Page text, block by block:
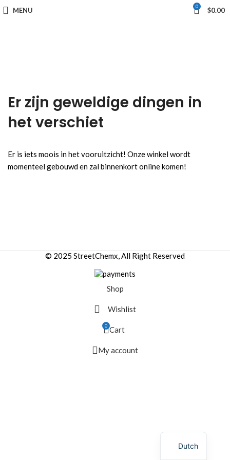
MENU 0 $0.00
Er zijn geweldige dingen in
het verschiet
Er is iets moois in het vooruitzicht! Onze winkel wordt
momenteel gebouwd en zal binnenkort online komen!
© 2025 StreetChemx, All Right Reserved
Shop
Wishlist
0 Cart
My account
Dutch